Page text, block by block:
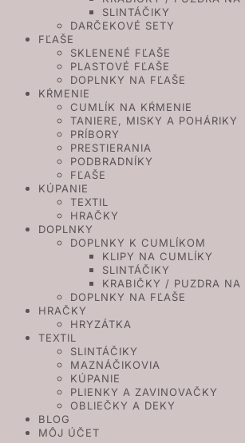
SLINTÁČIKY
DARČEKOVÉ SETY
FĽAŠE
SKLENENÉ FĽAŠE
PLASTOVÉ FĽAŠE
DOPLNKY NA FĽAŠE
KŔMENIE
CUMLÍK NA KŔMENIE
TANIERE, MISKY A POHÁRIKY
PRÍBORY
PRESTIERANIA
PODBRADNÍKY
FĽAŠE
KÚPANIE
TEXTIL
HRAČKY
DOPLNKY
DOPLNKY K CUMLÍKOM
KLIPY NA CUMLÍKY
SLINTÁČIKY
KRABIČKY / PUZDRA NA
DOPLNKY NA FĽAŠE
HRAČKY
HRYZÁTKA
TEXTIL
SLINTÁČIKY
MAZNÁČIKOVIA
KÚPANIE
PLIENKY A ZAVINOVAČKY
OBLIEČKY A DEKY
BLOG
MÔJ ÚČET